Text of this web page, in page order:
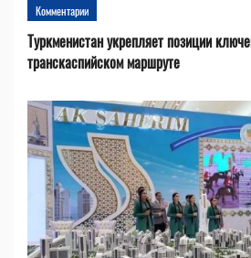
Комментарии
Туркменистан укрепляет позиции
транскаспийском маршруте